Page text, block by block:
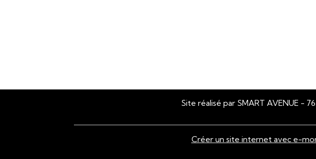
Site réalisé par SMART AVENUE -
Créer un site internet avec e-